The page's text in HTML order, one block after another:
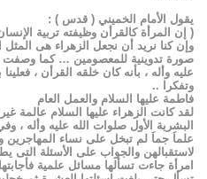
يقول الأمام الخميني ( قدس ) :
( إن المرأة كالقرأن وظيفته تربية
وإن كنا نريد أن نجعل الزهراء هى المثل
صورة تدوينية للمعصومين … كما
عليه وأله ، بأنه كان خلقه القرأن ، فعلينا
وتفكرا ..
فاطمة عليها السلام والعمل العام
لقد كانت الزهراء عليها السلام عالمة
البشرية الأول صلوات الله عليه وأله ،
علماَ جماَ لم تبخل على نساء المهاجرين
لاستقبالهن والجواب على الأسئلة التى
امرأة جاءت تسألها مسائل علمية